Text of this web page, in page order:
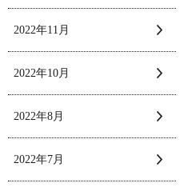
2022年11月
2022年10月
2022年8月
2022年7月